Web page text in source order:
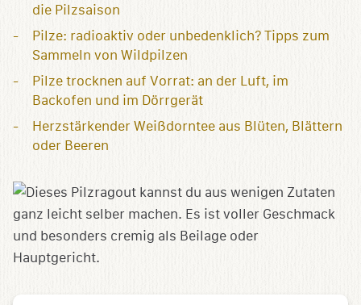
die Pilzsaison
Pilze: radioaktiv oder unbedenklich? Tipps zum
Sammeln von Wildpilzen
Pilze trocknen auf Vorrat: an der Luft, im
Backofen und im Dörrgerät
Herzstärkender Weißdorntee aus Blüten, Blättern
oder Beeren